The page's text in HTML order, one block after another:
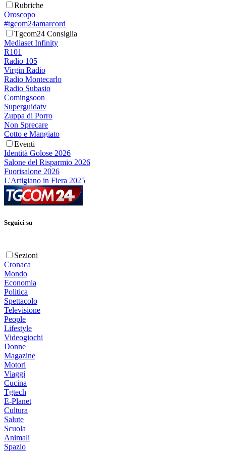
Rubriche
Oroscopo
#tgcom24amarcord
Tgcom24 Consiglia
Mediaset Infinity
R101
Radio 105
Virgin Radio
Radio Montecarlo
Radio Subasio
Comingsoon
Superguidatv
Zuppa di Porro
Non Sprecare
Cotto e Mangiato
Eventi
Identità Golose 2026
Salone del Risparmio 2026
Fuorisalone 2026
L'Artigiano in Fiera 2025
Seguici su
Sezioni
Cronaca
Mondo
Economia
Politica
Spettacolo
Televisione
People
Lifestyle
Videogiochi
Donne
Magazine
Motori
Viaggi
Cucina
Tgtech
E-Planet
Cultura
Salute
Scuola
Animali
Spazio